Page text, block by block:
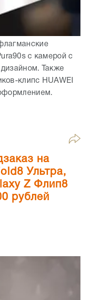
с камерой с
Также
клипс HUAWEI
на
Ультра,
Z Флип8
рублей